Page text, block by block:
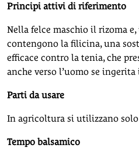
Principi attivi di riferimento
Nella felce maschio il rizoma
contengono la filicina, una
efficace contro la tenia, che
anche verso l’uomo se
Parti da usare
In agricoltura si utilizzano
Tempo balsamico